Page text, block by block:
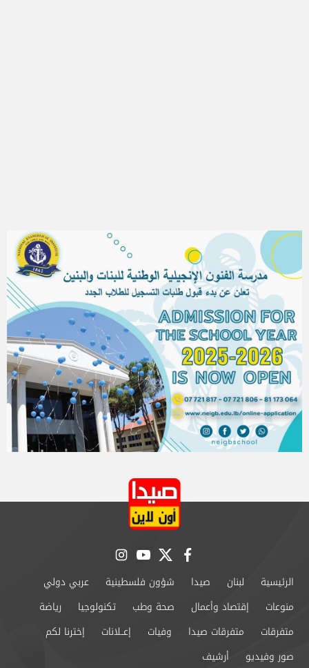
facebook
twitter
youtube
instagram
الرئيسية لبنان صيدا شؤون فلسطينية
عربي دولي
منوعات
إقتصاد وأعمال صحة وطب تكنولوجيا
رياضة
متفرقات
متفرقات صيدا وفيات إعــلانات
إخترنا لكم
صور وفيديو
أرشيف